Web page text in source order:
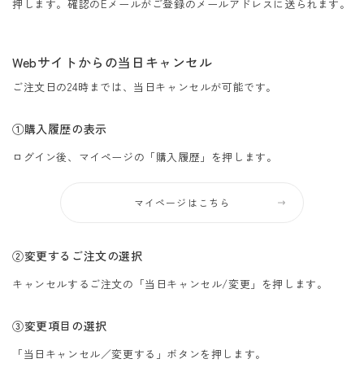
押します。確認のEメールがご登録のメールアドレスに送られます。
Webサイトからの当日キャンセル
ご注文日の24時までは、当日キャンセルが可能です。
①購入履歴の表示
ログイン後、マイページの「購入履歴」を押します。
マイページはこちら
②変更するご注文の選択
キャンセルするご注文の「当日キャンセル/変更」を押します。
③変更項目の選択
「当日キャンセル／変更する」ボタンを押します。